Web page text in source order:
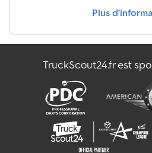
Plus
TruckScout24.fr est